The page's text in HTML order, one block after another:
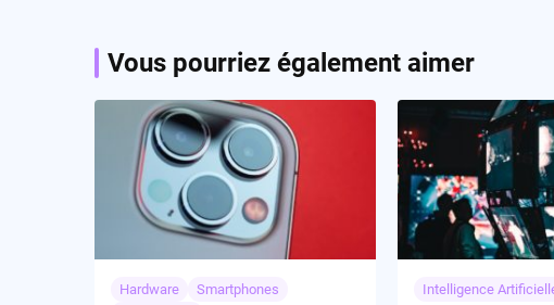
Vous pourriez également aimer
Hardware
Smartphones
Intelligence